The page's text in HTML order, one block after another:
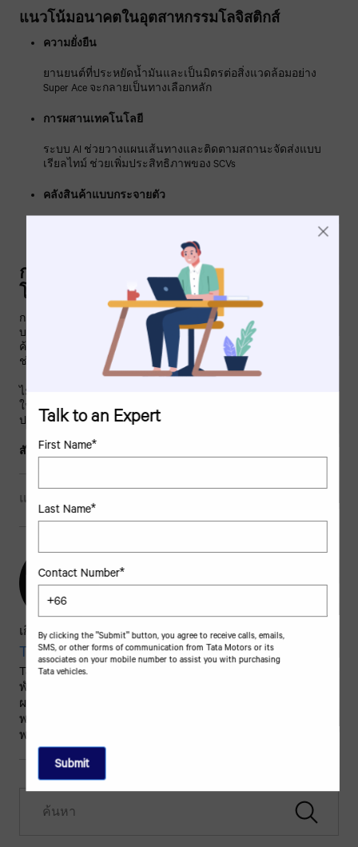
Talk to an Expert
First Name*
Last Name*
Contact Number*
By clicking the "Submit" button, you agree to receive calls, emails,
SMS, or other forms of communication from Tata Motors or its
associates on your mobile number to assist you with purchasing
Tata vehicles.
แนวโน้มอนาคตในอุตสาหกรรมโลจิสติกส์
ความยั่งยืน
ยานยนต์ที่ประหยัดน้ำมันและเป็นมิตรต่อสิ่งแวดล้อมอย่าง
Super Ace จะกลายเป็นทางเลือกหลัก
การผสานเทคโนโลยี
ระบบ AI ช่วยวางแผนเส้นทางและติดตามสถานะจัดส่งแบบ
เรียลไทม์ ช่วยเพิ่มประสิทธิภาพของ SCVs
คลังสินค้าแบบกระจายตัว
การพัฒนาการขนส่งระยะสุดท้ายด้วย
โซลูชันล้ำสมัย
การขนส่งระยะสุดท้ายยังคงเปลี่ยนแปลงอย่างต่อเนื่อง โดยมี
บทบาทสำคัญต่อประสบการณ์ของลูกค้าและความสำเร็จทางการ
ค้า การใช้รถบรรทุกขนาดเล็กที่ทันสมัยอย่างTata Super Ace
ช่วยให้ธุรกิจไทยก้าวทันการแข่งขัน
ไม่ว่าคุณจะเป็นสตาร์ทอัพด้านอีคอมเมิร์ซ หรือธุรกิจค้าปลีกขนาด
ใหญ่ การผสาน SCVs เข้าสู่ระบบโลจิสติกส์ของคุณจะเพิ่ม
ประสิทธิภาพและสร้างความพึงพอใจให้ลูกค้าได้อย่างแน่นอน
สัมผัสอนาคตของการขนส่งระยะสุดท้ายด้วย Tata Super Ace วันนี้
แท็ก
เกี่ยวกับผู้เขียน
Tata Motors
Tata Motors Group (Tata Motors) เป็นองค์กรที่มีมูลค่า 45
พันล้านดอลลาร์ เป็นบริษัทผู้ผลิตรถยนต์ชั้นนำระดับโลก
ผลงานที่หลากหลายของบริษัทประกอบด้วยรถยนต์ ยาน
พาหนะเพื่อการกีฬา รถบรรทุก รถโดยสาร และยาน
พาหนะด้านการป้องกัน